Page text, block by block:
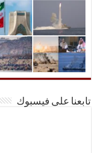
تابعنا على فيسبوك